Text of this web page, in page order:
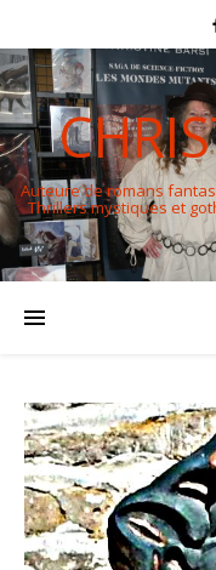
Auteure de romans
Thrillers mystiques et